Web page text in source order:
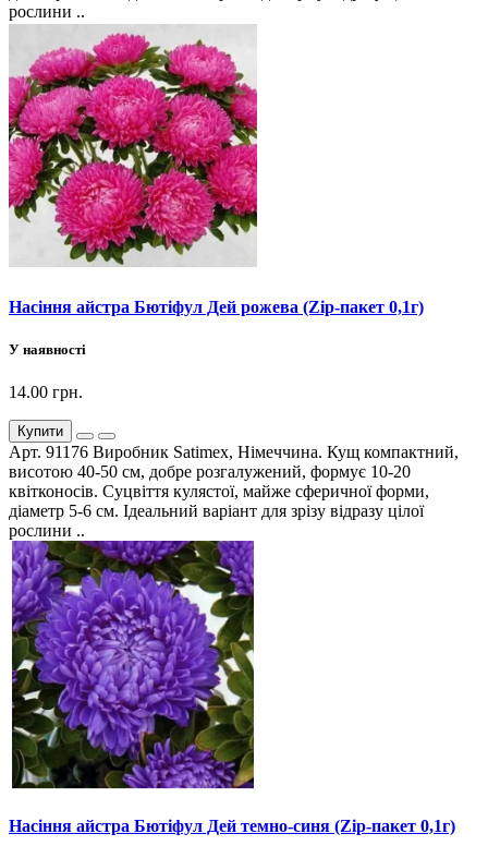
рослини ..
Насіння айстра Бютіфул Дей рожева (Zip-пакет 0,1г)
У наявності
14.00 грн.
Купити
Арт. 91176 Виробник Satimex, Німеччина. Кущ компактний,
висотою 40-50 см, добре розгалужений, формує 10-20
квітконосів. Суцвіття кулястої, майже сферичної форми,
діаметр 5-6 см. Ідеальний варіант для зрізу відразу цілої
рослини ..
Насіння айстра Бютіфул Дей темно-синя (Zip-пакет 0,1г)